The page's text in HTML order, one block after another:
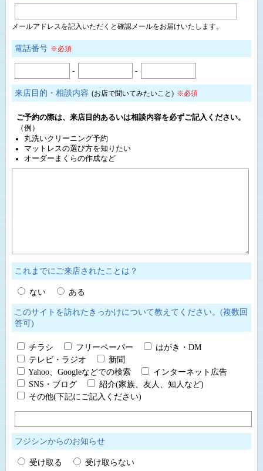
メールアドレスを記入いただくと確認メールをお届けいたします。
電話番号 ※必須
- -
来店目的・相談内容 (お店で聞いてみたいこと) ※必須
ご予約の際は、来店目的あるいは相談内容を必ずご記入ください。
（例）
丸洗いクリーニング予約
マットレスの選び方を知りたい
オーダーまくらの作成など
これまでにご来店されたことは？
ない ある
このサイトを訪れたきっかけについて教えてください。(複数回
答可)
チラシ フリーペーパー
はがき・DM
テレビ・ラジオ
新聞
Yahoo、Googleなどでの検索
インターネット広告
SNS・ブログ
紹介(家族、友人、知人など)
その他(下記にご記入ください)
フジシンからのお知らせ
受け取る 受け取らない